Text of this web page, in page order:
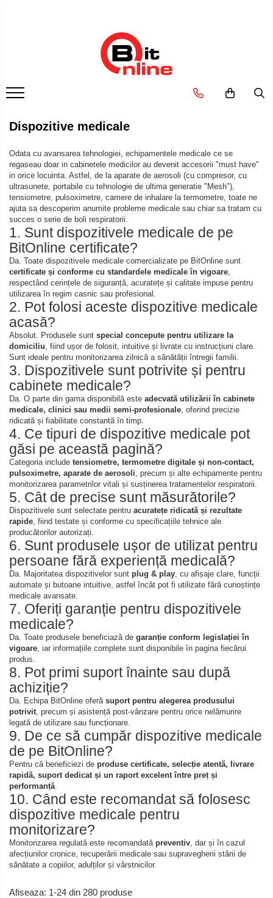
Aparate aerosoli si accesorii
Camere inhalare
Tensiometre
Tensiometre mecanice
Tensiometre electronice
Accesorii
Termometre
Termometre non-contact
Termometre copii
Termometre clasice
Pulsoximetre
Pulsoximetre de deget
Pulsoximetre profesionale
Accesorii
Monitorizare medicala
Stetoscoape
Spirometre
Spirometre portabile
Accesorii spirometre
Consumabile medicale
Comprese sterile
Ser fiziologic
Suporturi ortopedice si orteze
Diverse
Ingrijire personala & cosmetice
Ingrjire faciala
Tratamente ingrjire corp
Perii de par
Igiena dentara
Periute de dinti electrice
Irigatoare bucale
Accesorii si rezerve
Ondulatoare si placi de par
Ondulatoare
Placi de par
Uscatoare si perii electrice
Uscatoare
Perii electrice
Articole ingrijire copii
Aspiratoare nazale
Pompe de san
Incalzitoare si sterilizatoare
Diverse
Electrocasnice & climatizare
Purificatoare
Electrocasnice mici
Aminoacizi
Tablete energizante
Uniforme si saboti medicali
Distribuitor autorizat Philips
Dispozitive medicale
Odata cu avansarea tehnologiei, echipamentele medicale ce se
regaseau doar in cabinetele medicilor au devenit accesorii "must have"
in orice locuinta. Astfel, de la aparate de aerosoli (cu compresor, cu
ultrasunete, portabile cu tehnologie de ultima generatie "Mesh"),
tensiometre, pulsoximetre, camere de inhalare la termometre, toate ne
ajuta sa descoperim anumite probleme medicale sau chiar sa tratam cu
succes o serie de boli respiratorii.
1. Sunt dispozitivele medicale de pe
BitOnline certificate?
Da. Toate dispozitivele medicale comercializate pe BitOnline sunt
certificate și conforme cu standardele medicale în vigoare,
respectând cerințele de siguranță, acuratețe și calitate impuse pentru
utilizarea în regim casnic sau profesional.
2. Pot folosi aceste dispozitive medicale
acasă?
Absolut. Produsele sunt special concepute pentru utilizare la
domiciliu, fiind ușor de folosit, intuitive și livrate cu instrucțiuni clare.
Sunt ideale pentru monitorizarea zilnică a sănătății întregii familii.
3. Dispozitivele sunt potrivite și pentru
cabinete medicale?
Da. O parte din gama disponibilă este adecvată utilizării în cabinete
medicale, clinici sau medii semi-profesionale, oferind precizie
ridicată și fiabilitate constantă în timp.
4. Ce tipuri de dispozitive medicale pot
găsi pe această pagină?
Categoria include tensiometre, termometre digitale și non-contact,
pulsoximetre, aparate de aerosoli, precum și alte echipamente pentru
monitorizarea parametrilor vitali și susținerea tratamentelor respiratorii.
5. Cât de precise sunt măsurătorile?
Dispozitivele sunt selectate pentru acuratețe ridicată și rezultate
rapide, fiind testate și conforme cu specificațiile tehnice ale
producătorilor autorizați.
6. Sunt produsele ușor de utilizat pentru
persoane fără experiență medicală?
Da. Majoritatea dispozitivelor sunt plug & play, cu afișaje clare, funcții
automate și butoane intuitive, astfel încât pot fi utilizate fără cunoștințe
medicale avansate.
7. Oferiți garanție pentru dispozitivele
medicale?
Da. Toate produsele beneficiază de garanție conform legislației în
vigoare, iar informațiile complete sunt disponibile în pagina fiecărui
produs.
8. Pot primi suport înainte sau după
achiziție?
Da. Echipa BitOnline oferă suport pentru alegerea produsului
potrivit, precum și asistență post-vânzare pentru orice nelămurire
legată de utilizare sau funcționare.
9. De ce să cumpăr dispozitive medicale
de pe BitOnline?
Pentru că beneficiezi de produse certificate, selecție atentă, livrare
rapidă, suport dedicat și un raport excelent între preț și
performanță.
10. Când este recomandat să folosesc
dispozitive medicale pentru
monitorizare?
Monitorizarea regulată este recomandată preventiv, dar și în cazul
afecțiunilor cronice, recuperării medicale sau supravegherii stării de
sănătate a copiilor, adulților și vârstnicilor.
Afiseaza: 1-24 din 280 produse